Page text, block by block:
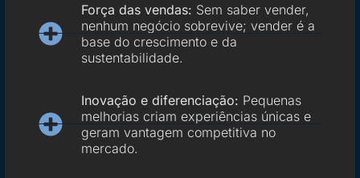
Força das vendas: Sem saber vender,
nenhum negócio sobrevive; vender é a
base do crescimento e da
sustentabilidade.
Inovação e diferenciação: Pequenas
melhorias criam experiências únicas e
geram vantagem competitiva no
mercado.